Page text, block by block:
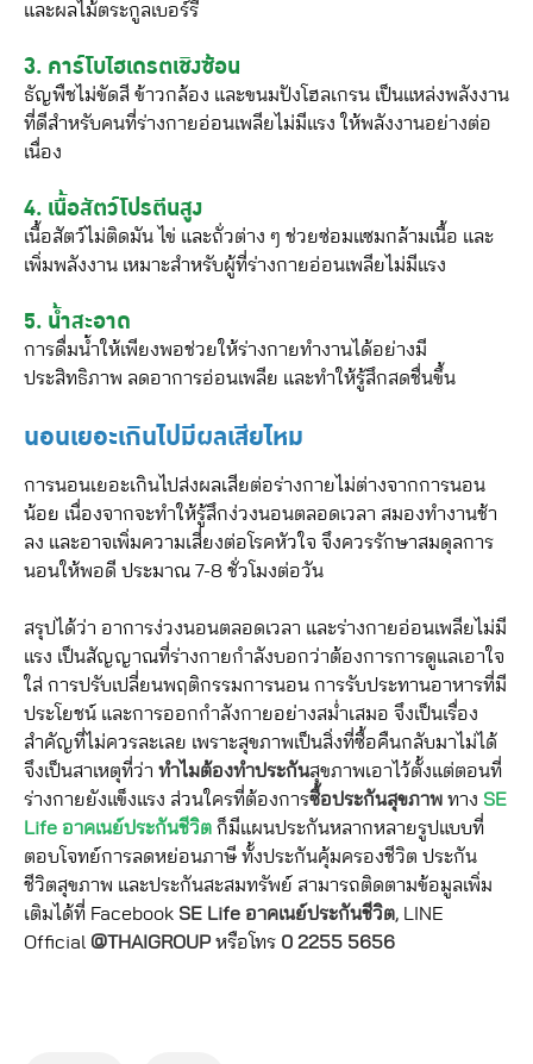
และผลไม้ตระกูลเบอร์รี่
3. คาร์โบไฮเดรตเชิงซ้อน
ธัญพืชไม่ขัดสี ข้าวกล้อง และขนมปังโฮลเกรน เป็นแหล่งพลังงาน
ที่ดีสำหรับคนที่ร่างกายอ่อนเพลียไม่มีแรง ให้พลังงานอย่างต่อ
เนื่อง
4. เนื้อสัตว์โปรตีนสูง
เนื้อสัตว์ไม่ติดมัน ไข่ และถั่วต่าง ๆ ช่วยซ่อมแซมกล้ามเนื้อ และ
เพิ่มพลังงาน เหมาะสำหรับผู้ที่ร่างกายอ่อนเพลียไม่มีแรง
5. น้ำสะอาด
การดื่มน้ำให้เพียงพอช่วยให้ร่างกายทำงานได้อย่างมี
ประสิทธิภาพ ลดอาการอ่อนเพลีย และทำให้รู้สึกสดชื่นขึ้น
นอนเยอะเกินไปมีผลเสียไหม
การนอนเยอะเกินไปส่งผลเสียต่อร่างกายไม่ต่างจากการนอน
น้อย เนื่องจากจะทำให้รู้สึกง่วงนอนตลอดเวลา สมองทำงานช้า
ลง และอาจเพิ่มความเสี่ยงต่อโรคหัวใจ จึงควรรักษาสมดุลการ
นอนให้พอดี ประมาณ 7-8 ชั่วโมงต่อวัน
สรุปได้ว่า อาการง่วงนอนตลอดเวลา และร่างกายอ่อนเพลียไม่มี
แรง เป็นสัญญาณที่ร่างกายกำลังบอกว่าต้องการการดูแลเอาใจ
ใส่ การปรับเปลี่ยนพฤติกรรมการนอน การรับประทานอาหารที่มี
ประโยชน์ และการออกกำลังกายอย่างสม่ำเสมอ จึงเป็นเรื่อง
สำคัญที่ไม่ควรละเลย เพราะสุขภาพเป็นสิ่งที่ซื้อคืนกลับมาไม่ได้
จึงเป็นสาเหตุที่ว่า ทำไมต้องทำประกันสุขภาพเอาไว้ตั้งแต่ตอนที่
ร่างกายยังแข็งแรง ส่วนใครที่ต้องการซื้อประกันสุขภาพ ทาง SE
Life อาคเนย์ประกันชีวิต ก็มีแผนประกันหลากหลายรูปแบบที่
ตอบโจทย์การลดหย่อนภาษี ทั้งประกันคุ้มครองชีวิต ประกัน
ชีวิตสุขภาพ และประกันสะสมทรัพย์ สามารถติดตามข้อมูลเพิ่ม
เติมได้ที่ Facebook SE Life อาคเนย์ประกันชีวิต, LINE
Official @THAIGROUPหรือโทร 0 2255 5656